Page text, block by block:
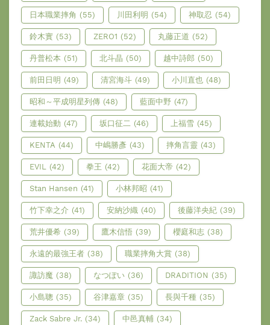
日本職業摔角 (55) 川田利明 (54) 神取忍 (54)
鈴木實 (53) ZERO1 (52) 丸藤正道 (52)
丹普松本 (51) 北斗晶 (50) 越中詩郎 (50)
前田日明 (49) 清宮海斗 (49) 小川直也 (48)
昭和～平成明星列傳 (48) 藍面中野 (47)
連載始動 (47) 坂口征二 (46) 上福雪 (45)
KENTA (44) 中嶋勝彥 (43) 摔角言靈 (43)
EVIL (42) 拳王 (42) 花面大帝 (42)
Stan Hansen (41) 小林邦昭 (41)
竹下幸之介 (41) 安納沙織 (40) 後藤洋央紀 (39)
荒井優希 (39) 鷹木信悟 (39) 櫻庭和志 (38)
永遠的最強王者 (38) 職業摔角大賞 (38)
諏訪魔 (38) なつぽい (36) DRADITION (35)
小島聰 (35) 谷津嘉章 (35) 長與千種 (35)
Zack Sabre Jr. (34) 中邑真輔 (34)